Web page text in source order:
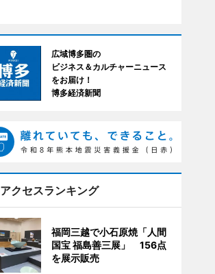
広域博多圏の
ビジネス＆カルチャーニュース
をお届け！
博多経済新聞
アクセスランキング
福岡三越で小石原焼「人間
国宝 福島善三展」 156点
を展示販売